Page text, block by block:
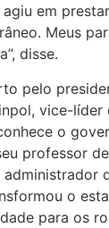
em
Meus
disse.
pelo
vice-líder
o
professor
o
para os